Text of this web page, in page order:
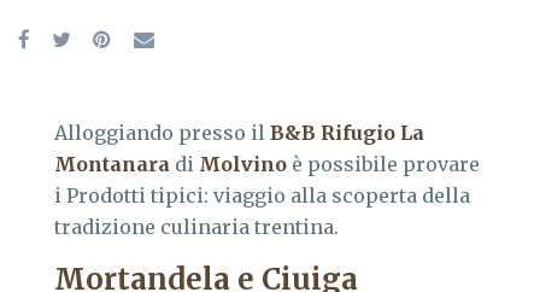
Alloggiando presso il B&B Rifugio La
Montanara di Molvino è possibile provare
i Prodotti tipici: viaggio alla scoperta della
tradizione culinaria trentina.
Mortandela e Ciuiga